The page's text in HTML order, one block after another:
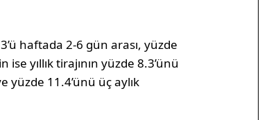
haftada 2-6 gün arası, yüzde
yıllık tirajının yüzde 8.3’ünü
yüzde 11.4’ünü üç aylık